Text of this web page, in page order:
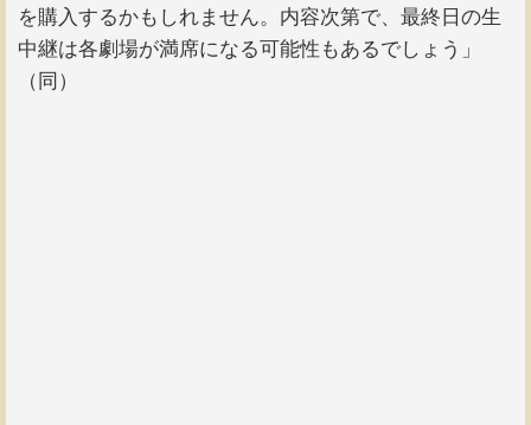
を購入するかもしれません。内容次第で、最終日の生
中継は各劇場が満席になる可能性もあるでしょう」
（同）